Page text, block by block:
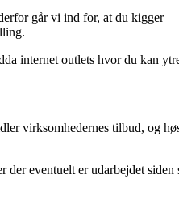
går vi ind for, at du kigger
internet outlets hvor du kan
virksomhedernes tilbud, og
eventuelt er udarbejdet siden